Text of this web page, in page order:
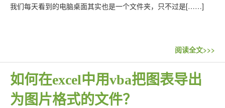
我们每天看到的电脑桌面其实也是一个文件夹，只不过是[……]
阅读全文>>>
如何在excel中用vba把图表导出
为图片格式的文件？